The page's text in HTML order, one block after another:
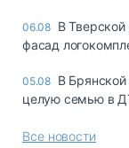
06.08 В
фасад
05.08 В Брянской
целую семью в
Все новости